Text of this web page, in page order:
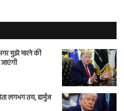
मुझे मारने की
लगभग तय, हार्मुज